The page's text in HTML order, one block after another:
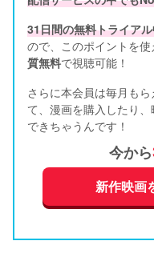
31日間の無料トライア
ので、このポイントを
質無料で視聴可能！
さらに本会員は毎月もら
て、漫画を購入したり
できちゃうんです！
今から
新作映画